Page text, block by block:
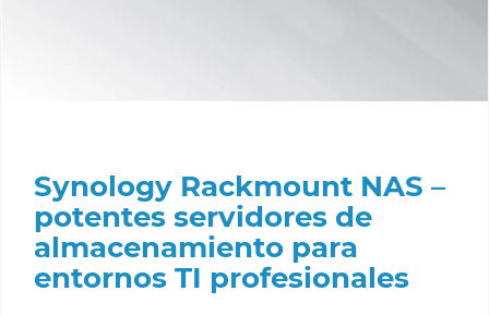
Synology Rackmount NAS –
potentes servidores de
almacenamiento para
entornos TI profesionales